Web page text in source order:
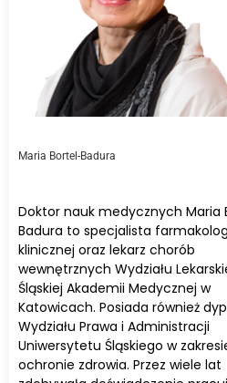
Maria Bortel-Badura
Doktor nauk medycznych Maria
Badura to specjalista
klinicznej oraz lekarz chorób
wewnętrznych Wydziału
Śląskiej Akademii Medycznej w
Katowicach. Posiada również
Wydziału Prawa i Administracji
Uniwersytetu Śląskiego w
ochronie zdrowia. Przez wiele lat